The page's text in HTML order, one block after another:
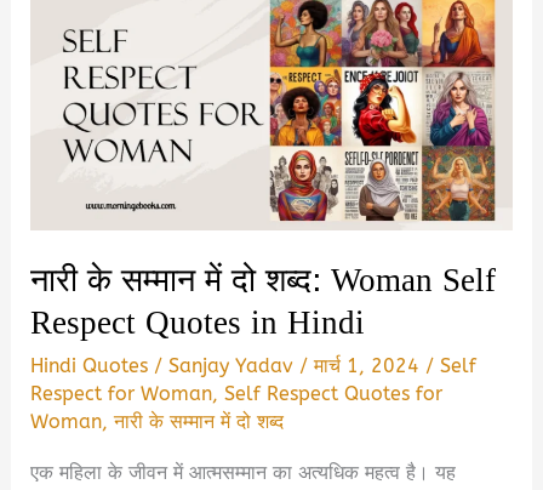
नारी के सम्मान में दो शब्द: Woman Self
Respect Quotes in Hindi
Hindi Quotes /Sanjay Yadav /मार्च 1, 2024 /Self
Respect for Woman,Self Respect Quotes for
Woman,नारी के सम्मान में दो शब्द
एक महिला के जीवन में आत्मसम्मान का अत्यधिक महत्व है। यह